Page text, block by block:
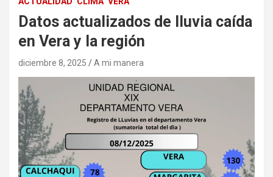
Datos actualizados de lluvia caída
en Vera y la región
diciembre 8, 2025 A mi manera